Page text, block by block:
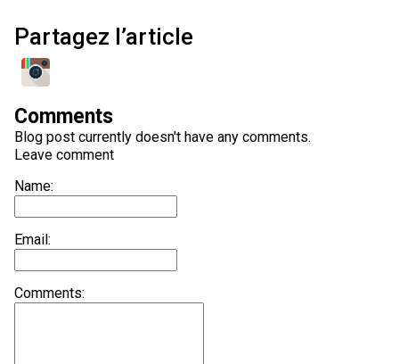
Partagez l’article
Comments
Blog post currently doesn't have any comments.
Leave comment
Name:
Email:
Comments: